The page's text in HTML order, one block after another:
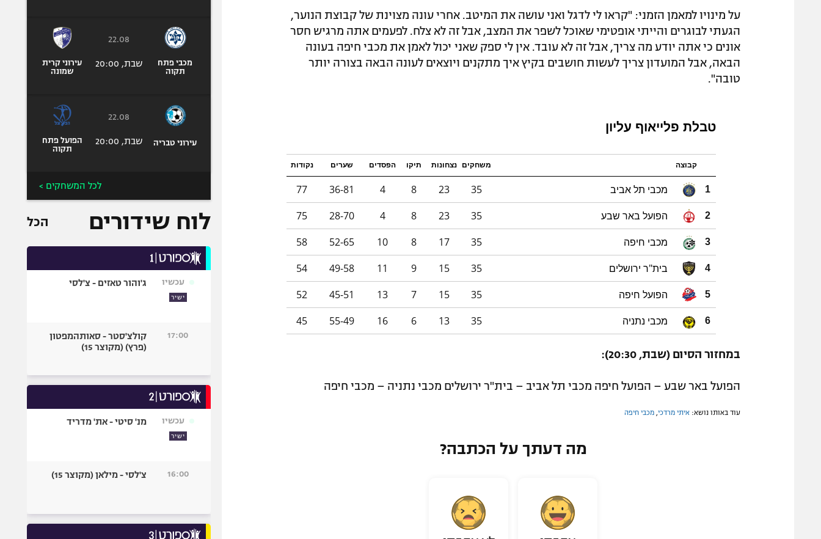
על מינויו למאמן הזמני: "קראו לי לדגל ואני עושה את המיטב. אחרי עונה מצוינת של קבוצת הנוער,
הגעתי לבוגרים והייתי אופטימי שאוכל לשפר את המצב, אבל זה לא צלח. לפעמים אתה מרגיש חסר
אונים כי אתה יודע מה צריך, אבל זה לא עובד. אין לי ספק שאני יכול לאמן את מכבי חיפה בעונה
הבאה, אבל המועדון צריך לעשות חושבים בקיץ איך מתקנים ויוצאים לעונה הבאה בצורה יותר
טובה".
טבלת פלייאוף עליון
קבוצה משחקים נצחונות תיקו הפסדים שערים נקודות
1 מכבי תל אביב 35
23
8
4
36-81
77
2 הפועל באר שבע 35
23
8
4
28-70
75
3 מכבי חיפה 35
17
8
10
52-65
58
4 בית"ר ירושלים 35
15
9
11
49-58
54
5 הפועל חיפה 35
15
7
13
45-51
52
6 מכבי נתניה 35
13
6
16
55-49
45
במחזור הסיום (שבת, 20:30):
הפועל באר שבע – הפועל חיפה מכבי תל אביב – בית"ר ירושלים מכבי נתניה – מכבי חיפה
עוד באותו נושא: איתי מרדכי מכבי חיפה
מה דעתך על הכתבה?
מכבי פתח
תקוה
22.08
שבת, 20:00
עירוני קרית
שמונה
עירוני טבריה
22.08
שבת, 20:00
הפועל פתח
תקוה
לכל המשחקים >
לוח שידורים הכל
עכשיו
ישיר
ג'והור טאזים - צ'לסי
17:00
קולצ'סטר - סאותהמפטון
(פרץ) (מקוצר 15)
עכשיו
ישיר
מנ' סיטי - את' מדריד
16:00 צ'לסי - מילאן (מקוצר 15)